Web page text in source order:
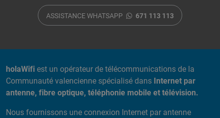
ASSISTANCE WHATSAPP 671 113 113
holaWifiest un opérateur de télécommunications de la
Communauté valencienne spécialisé dans Internet par
antenne, fibre optique, téléphonie mobile et télévision.
Nous fournissons une connexion Internet par antenne